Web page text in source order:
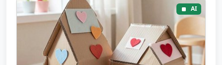
AI